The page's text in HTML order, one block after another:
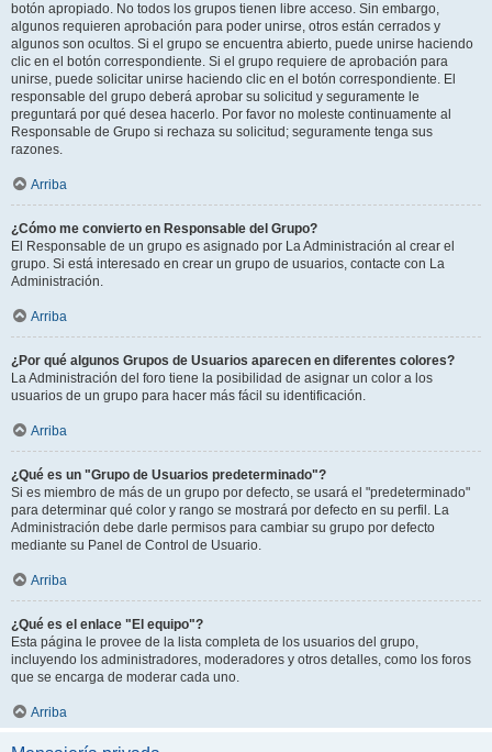
botón apropiado. No todos los grupos tienen libre acceso. Sin embargo,
algunos requieren aprobación para poder unirse, otros están cerrados y
algunos son ocultos. Si el grupo se encuentra abierto, puede unirse haciendo
clic en el botón correspondiente. Si el grupo requiere de aprobación para
unirse, puede solicitar unirse haciendo clic en el botón correspondiente. El
responsable del grupo deberá aprobar su solicitud y seguramente le
preguntará por qué desea hacerlo. Por favor no moleste continuamente al
Responsable de Grupo si rechaza su solicitud; seguramente tenga sus
razones.
Arriba
¿Cómo me convierto en Responsable del Grupo?
El Responsable de un grupo es asignado por La Administración al crear el
grupo. Si está interesado en crear un grupo de usuarios, contacte con La
Administración.
Arriba
¿Por qué algunos Grupos de Usuarios aparecen en diferentes colores?
La Administración del foro tiene la posibilidad de asignar un color a los
usuarios de un grupo para hacer más fácil su identificación.
Arriba
¿Qué es un "Grupo de Usuarios predeterminado"?
Si es miembro de más de un grupo por defecto, se usará el "predeterminado"
para determinar qué color y rango se mostrará por defecto en su perfil. La
Administración debe darle permisos para cambiar su grupo por defecto
mediante su Panel de Control de Usuario.
Arriba
¿Qué es el enlace "El equipo"?
Esta página le provee de la lista completa de los usuarios del grupo,
incluyendo los administradores, moderadores y otros detalles, como los foros
que se encarga de moderar cada uno.
Arriba